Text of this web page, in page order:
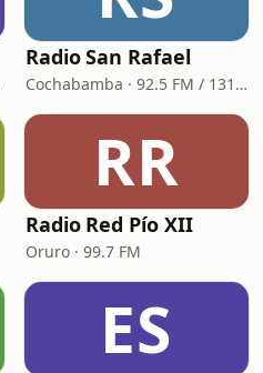
Radio San Rafael
Cochabamba · 92.5 FM / 1310 AM
RR
Radio Red Pío XII
Oruro · 99.7 FM
ES